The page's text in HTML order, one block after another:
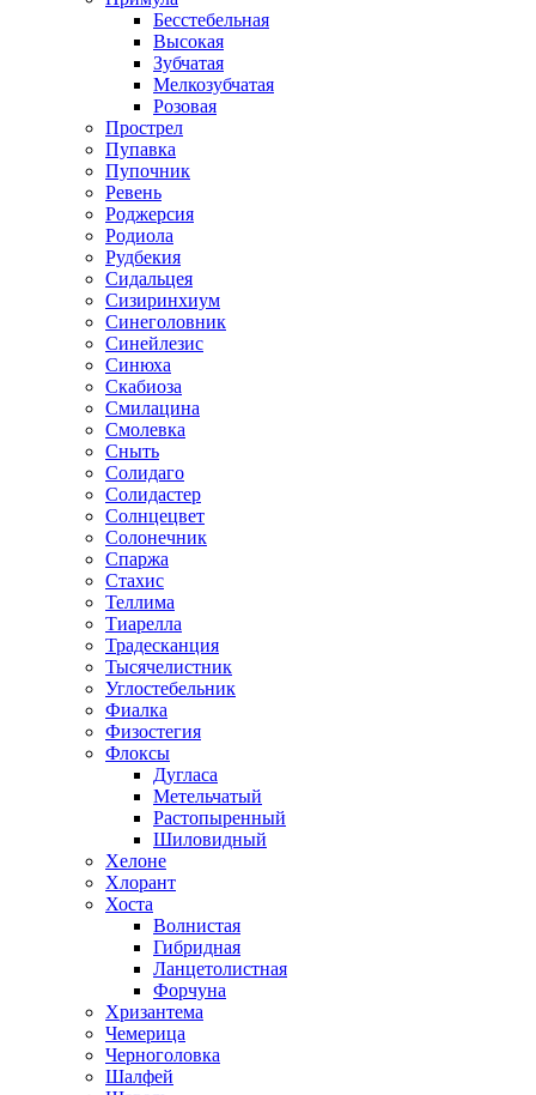
Бесстебельная
Высокая
Зубчатая
Мелкозубчатая
Розовая
Прострел
Пупавка
Пупочник
Ревень
Роджерсия
Родиола
Рудбекия
Сидальцея
Сизиринхиум
Синеголовник
Синейлезис
Синюха
Скабиоза
Смилацина
Смолевка
Сныть
Солидаго
Солидастер
Солнцецвет
Солонечник
Спаржа
Стахис
Теллима
Тиарелла
Традесканция
Тысячелистник
Углостебельник
Фиалка
Физостегия
Флоксы
Дугласа
Метельчатый
Растопыренный
Шиловидный
Хелоне
Хлорант
Хоста
Волнистая
Гибридная
Ланцетолистная
Форчуна
Хризантема
Чемерица
Черноголовка
Шалфей